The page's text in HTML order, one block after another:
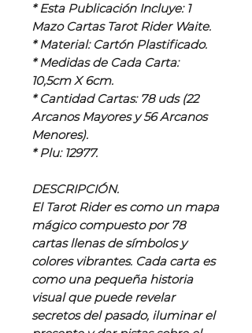
* Esta Publicación Incluye: 1
Mazo Cartas Tarot Rider Waite.
* Material: Cartón Plastificado.
* Medidas de Cada Carta:
10,5cm X 6cm.
* Cantidad Cartas: 78 uds (22
Arcanos Mayores y 56 Arcanos
Menores).
* Plu: 12977.
DESCRIPCIÓN.
El Tarot Rider es como un mapa
mágico compuesto por 78
cartas llenas de símbolos y
colores vibrantes. Cada carta es
como una pequeña historia
visual que puede revelar
secretos del pasado, iluminar el